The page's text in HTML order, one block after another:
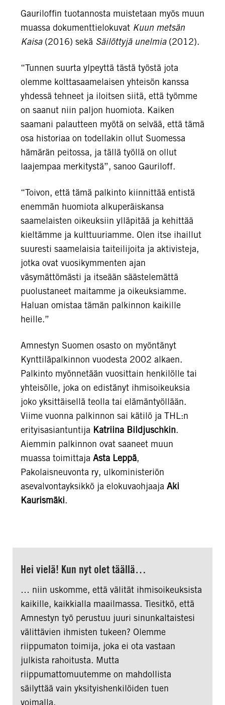
Gauriloffin tuotannosta muistetaan myös muun
muassa dokumenttielokuvat Kuun metsän
Kaisa(2016) sekä Säilöttyjä unelmia(2012).
“Tunnen suurta ylpeyttä tästä työstä jota
olemme kolttasaamelaisen yhteisön kanssa
yhdessä tehneet ja iloitsen siitä, että työmme
on saanut niin paljon huomiota. Kaiken
saamani palautteen myötä on selvää, että tämä
osa historiaa on todellakin ollut Suomessa
hämärän peitossa, ja tällä työllä on ollut
laajempaa merkitystä”, sanoo Gauriloff.
“Toivon, että tämä palkinto kiinnittää entistä
enemmän huomiota alkuperäiskansa
saamelaisten oikeuksiin ylläpitää ja kehittää
kieltämme ja kulttuuriamme. Olen itse ihaillut
suuresti saamelaisia taiteilijoita ja aktivisteja,
jotka ovat vuosikymmenten ajan
väsymättömästi ja itseään säästelemättä
puolustaneet maitamme ja oikeuksiamme.
Haluan omistaa tämän palkinnon kaikille
heille.”
Amnestyn Suomen osasto on myöntänyt
Kynttiläpalkinnon vuodesta 2002 alkaen.
Palkinto myönnetään vuosittain henkilölle tai
yhteisölle, joka on edistänyt ihmisoikeuksia
joko yksittäisellä teolla tai elämäntyöllään.
Viime vuonna palkinnon sai kätilö ja THL:n
erityisasiantuntija Katriina Bildjuschkin.
Aiemmin palkinnon ovat saaneet muun
muassa toimittaja Asta Leppä,
Pakolaisneuvonta ry, ulkoministeriön
asevalvontayksikkö ja elokuvaohjaaja Aki
Kaurismäki.
Hei vielä! Kun nyt olet täällä…
… niin uskomme, että välität ihmisoikeuksista
kaikille, kaikkialla maailmassa. Tiesitkö, että
Amnestyn työ perustuu juuri sinunkaltaistesi
välittävien ihmisten tukeen? Olemme
riippumaton toimija, joka ei ota vastaan
julkista rahoitusta. Mutta
riippumattomuutemme on mahdollista
säilyttää vain yksityishenkilöiden tuen
voimalla.